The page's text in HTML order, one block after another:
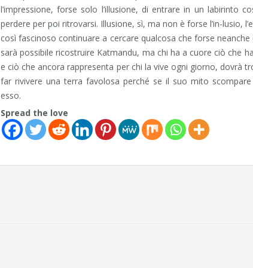
l’impressione, forse solo l’illusione, di entrare in un labirinto
perdere per poi ritrovarsi. Illusione, sì, ma non è forse l’in-lusio,
così fascinoso continuare a cercare qualcosa che forse
sarà possibile ricostruire Katmandu, ma chi ha a cuore ciò che
e ciò che ancora rappresenta per chi la vive ogni giorno, dovrà
far rivivere una terra favolosa perché se il suo mito
esso.
Spread the love